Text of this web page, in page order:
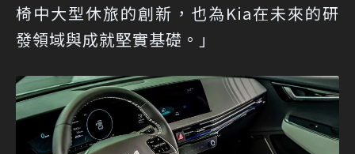
椅中大型休旅的創新，也為Kia在未來的研
發領域與成就堅實基礎。」